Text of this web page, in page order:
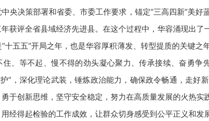
央决策部署和省委、市委工作要求，锚定“三高四新”美
获评全省县域经济先进县。在这个过程中，华容涌现出了
五五”开局之年，也是华容厚积薄发、转型提质的关键之
、等不起、慢不得的劲头凝心聚力、传承接续、奋勇
”，深化理论武装，锤炼政治能力，确保政令畅通，走
于创新思维，坚守安全稳定，努力在高质量发展的火热
经得起检验的工作成效，让群众切身感受到公平正义和